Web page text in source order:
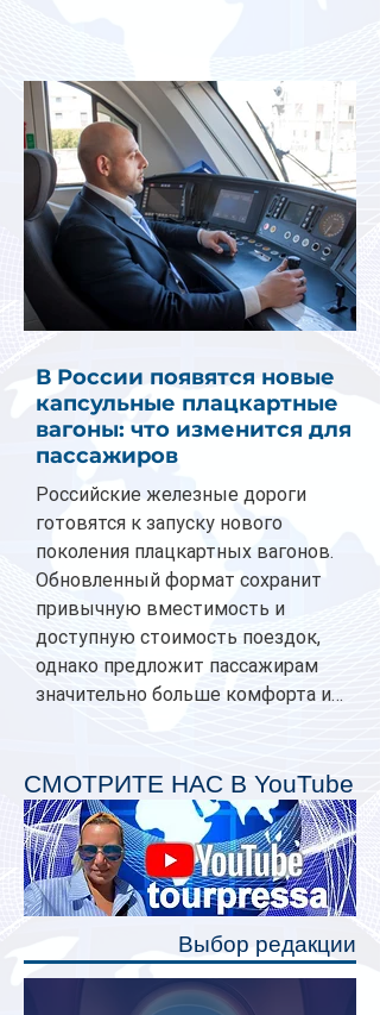
В России появятся новые
капсульные плацкартные
вагоны: что изменится для
пассажиров
Российские железные дороги
готовятся к запуску нового
поколения плацкартных вагонов.
Обновленный формат сохранит
привычную вместимость и
доступную стоимость поездок,
однако предложит пассажирам
значительно больше комфорта и
планируется начать в 2027 году.
Одним из главных нововведений
станут индивидуальные шторки у
каждого спального места. Они
позволят пассажирам закрыть свою
полку во время сна или отдыха,
СМОТРИТЕ НАС В YouTube
Выбор редакции